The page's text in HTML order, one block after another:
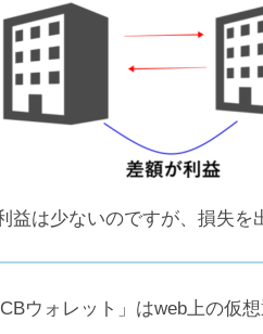
隈でも色々言われてるしこれでやめ
公式とも見られるアカウント か
る』という発言がありました。
ハッキング被害の真偽について
が続いている以上ユーザーに
市場を惑わせるためのフェイク
と思います。
ICBウォレットが今後どのよう
益は少ないのですが、損失を
ICBウォレット」はweb上の仮